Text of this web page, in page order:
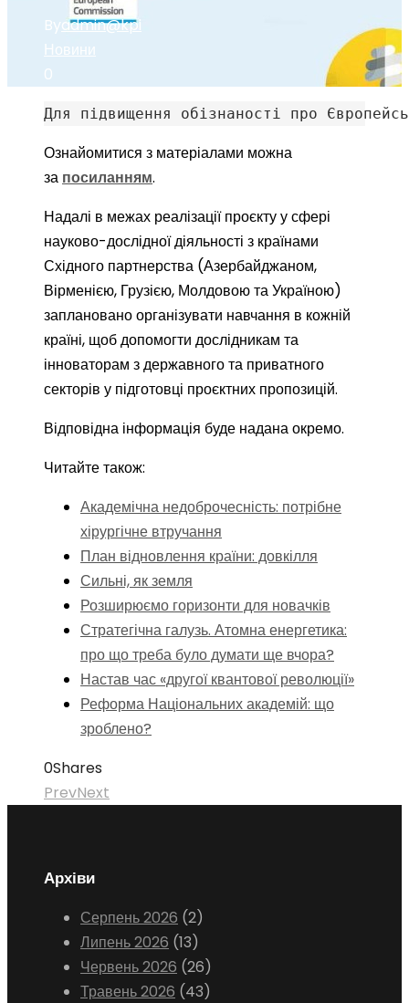
Byadmin@kpi
Новини
0
Для підвищення обізнаності про
Ознайомитися з матеріалами можна
за посиланням.
Надалі в межах реалізації проєкту у сфері
науково-дослідної діяльності з країнами
Східного партнерства (Азербайджаном,
Вірменією, Грузією, Молдовою та Україною)
заплановано організувати навчання в кожній
країні, щоб допомогти дослідникам та
інноваторам з державного та приватного
секторів у підготовці проєктних пропозицій.
Відповідна інформація буде надана окремо.
Читайте також:
Академічна недоброчесність: потрібне
хірургічне втручання
План відновлення країни: довкілля
Сильні, як земля
Розширюємо горизонти для новачків
Стратегічна галузь. Атомна енергетика:
про що треба було думати ще вчора?
Настав час «другої квантової революції»
Реформа Національних академій: що
зроблено?
0Shares
PrevNext
Архіви
Серпень 2026 (2)
Липень 2026 (13)
Червень 2026 (26)
Травень 2026 (43)